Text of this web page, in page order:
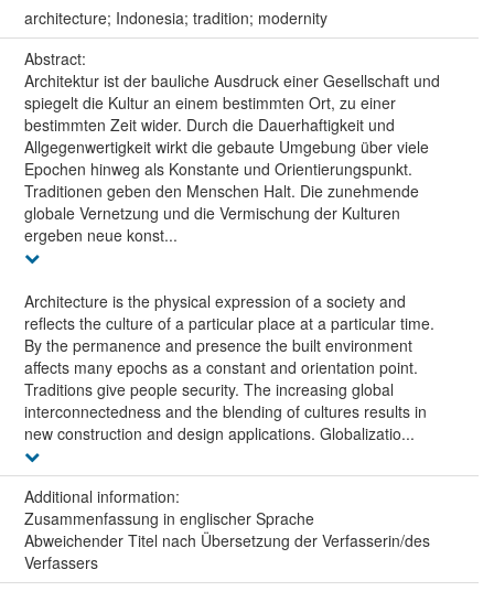
architecture; Indonesia; tradition; modernity
Abstract:
Architektur ist der bauliche Ausdruck einer Gesellschaft und
spiegelt die Kultur an einem bestimmten Ort, zu einer
bestimmten Zeit wider. Durch die Dauerhaftigkeit und
Allgegenwertigkeit wirkt die gebaute Umgebung über viele
Epochen hinweg als Konstante und Orientierungspunkt.
Traditionen geben den Menschen Halt. Die zunehmende
globale Vernetzung und die Vermischung der Kulturen
ergeben neue konst...
Architecture is the physical expression of a society and
reflects the culture of a particular place at a particular time.
By the permanence and presence the built environment
affects many epochs as a constant and orientation point.
Traditions give people security. The increasing global
interconnectedness and the blending of cultures results in
new construction and design applications. Globalizatio...
Additional information:
Zusammenfassung in englischer Sprache
Abweichender Titel nach Übersetzung der Verfasserin/des
Verfassers